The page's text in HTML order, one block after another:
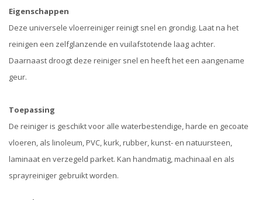
Eigenschappen
Deze universele vloerreiniger reinigt snel en grondig. Laat na het
reinigen een zelfglanzende en vuilafstotende laag achter.
Daarnaast droogt deze reiniger snel en heeft het een aangename
geur.
Toepassing
De reiniger is geschikt voor alle waterbestendige, harde en gecoate
vloeren, als linoleum, PVC, kurk, rubber, kunst- en natuursteen,
laminaat en verzegeld parket. Kan handmatig, machinaal en als
sprayreiniger gebruikt worden.